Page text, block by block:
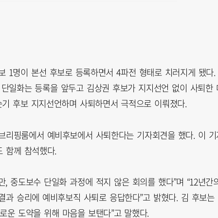
1명이 본선 후보로 등록하면서 4파전 형태로 치러지게 됐다.
일화는 등록을 앞두고 김상권 후보가 지지선언 없이 사퇴한
후보 지지선언하며 사퇴하면서 극적으로 이뤄졌다.
핑룸에서 예비후보에서 사퇴한다는 기자회견을 했다. 이
함께 참석했다.
중도보수 단일화 과정에 적지 않은 회의를 했다”며 “12년간
승리에 예비후보직 사퇴로 응답한다”고 밝혔다. 김 후보는
운 도약을 위해 마음을 보탠다”고 말했다.